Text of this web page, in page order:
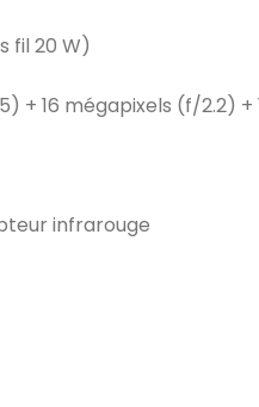
fil 20 W)
+ 16 mégapixels (f/2.2) +
infrarouge